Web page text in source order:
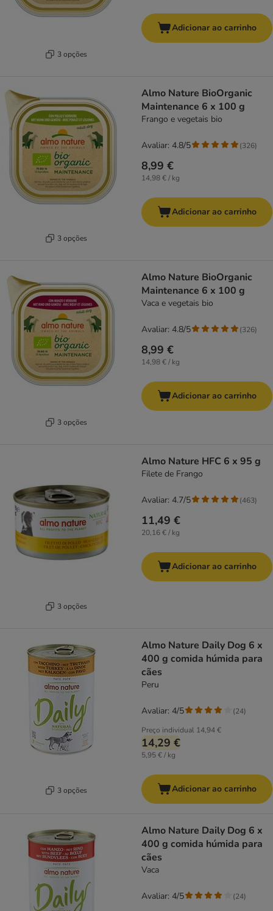
3 opções
Adicionar ao carrinho
3 opções
Almo Nature BioOrganic
Maintenance 6 x 100 g
Frango e vegetais bio
8,99 €
14,98 € / kg
Avaliar: 4.8/5 (326)
Adicionar ao carrinho
3 opções
Almo Nature BioOrganic
Maintenance 6 x 100 g
Vaca e vegetais bio
8,99 €
14,98 € / kg
Avaliar: 4.8/5 (326)
Adicionar ao carrinho
3 opções
Almo Nature HFC 6 x 95 g
Filete de Frango
11,49 €
20,16 € / kg
Avaliar: 4.7/5 (463)
Adicionar ao carrinho
3 opções
Almo Nature Daily Dog 6 x
400 g comida húmida para
cães
Peru
Preço individual 14,94 €
14,29 €
5,95 € / kg
Avaliar: 4/5 (24)
Adicionar ao carrinho
Almo Nature Daily Dog 6 x
400 g comida húmida para
cães
Vaca
Avaliar: 4/5 (24)